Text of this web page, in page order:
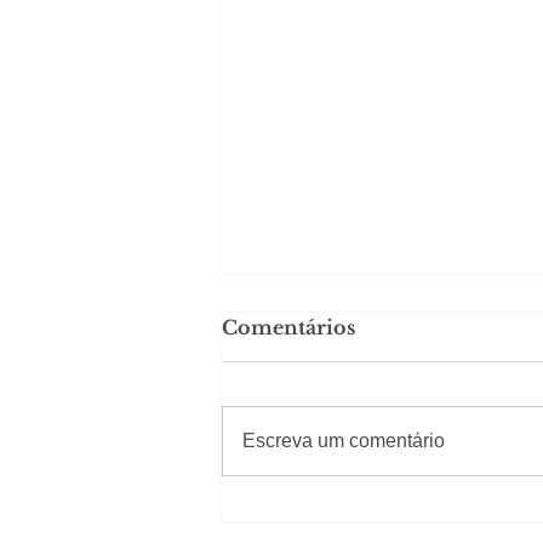
Comentários
Escreva um comentário
#Sugestões